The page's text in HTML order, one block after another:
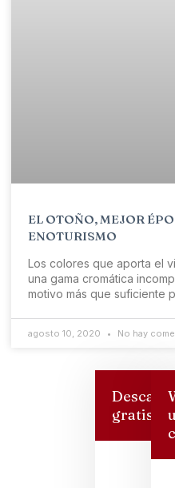
EL OTOÑO, MEJOR
ENOTURISMO
Los colores que aporta el
una gama cromática
motivo más que suficiente
agosto 10, 2020 No hay
gratis